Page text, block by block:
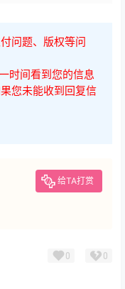
问题、版权等问
时间看到您的信息
您未能收到回复信
给TA打赏
0 0